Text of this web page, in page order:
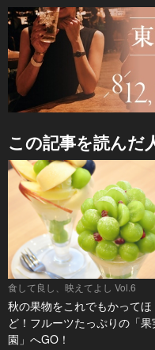
この記事を読んだ
食して良し、映えてよし Vol.6
秋の果物をこれでもかってほ
ど！フルーツたっぷりの「果
園」へGO！